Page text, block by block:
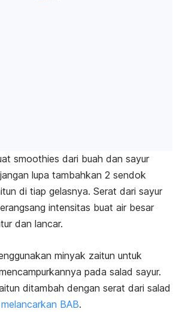
smoothies dari buah dan sayur
lupa tambahkan 2 sendok
di tiap gelasnya. Serat dari sayur
intensitas buat air besar
dan lancar.
minyak zaitun untuk
pada salad sayur.
ditambah dengan serat dari salad
melancarkan BAB.